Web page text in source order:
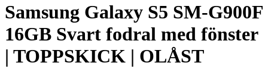
Samsung Galaxy S5 SM-G900F
16GB Svart fodral med fönster
| TOPPSKICK | OLÅST